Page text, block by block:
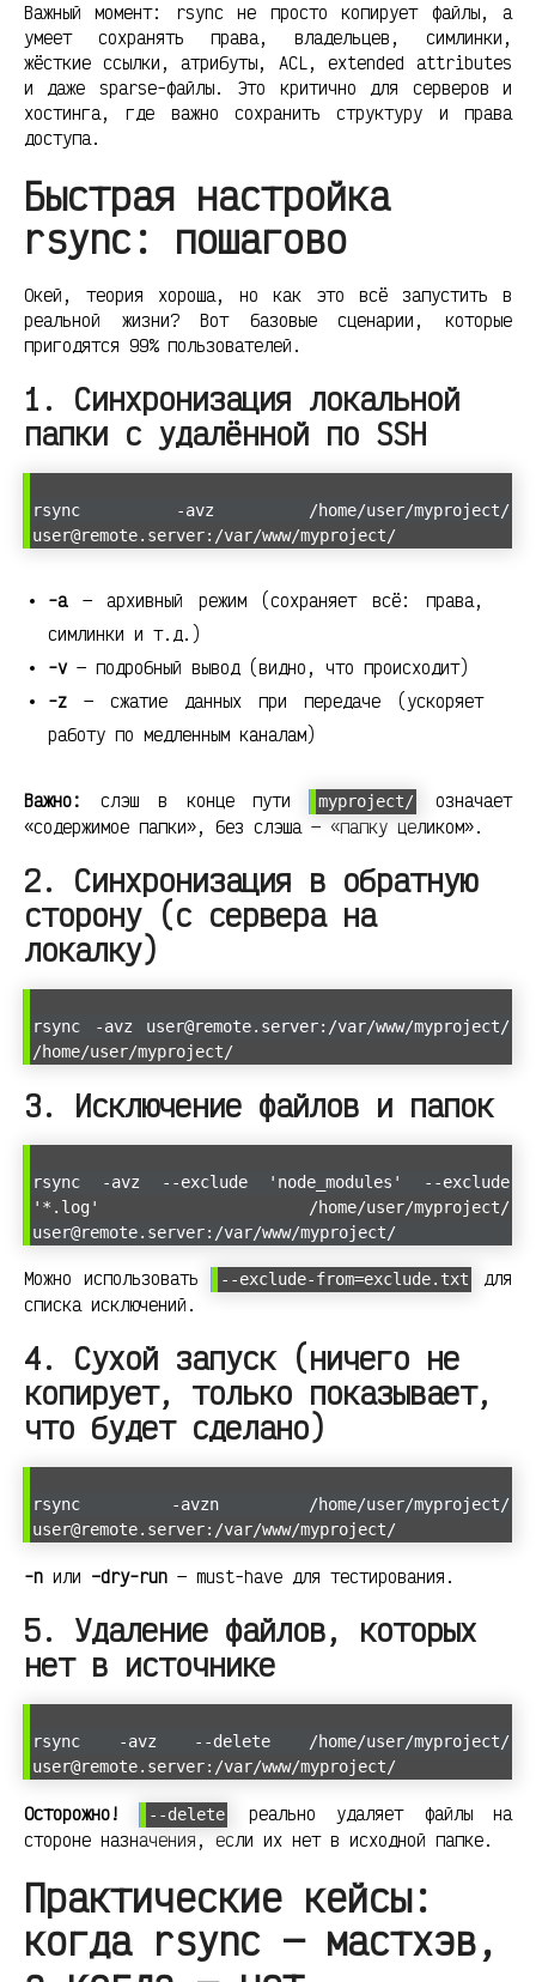
Важный момент: rsync не просто копирует файлы, а
умеет сохранять права, владельцев, симлинки,
жёсткие ссылки, атрибуты, ACL, extended attributes
и даже sparse-файлы. Это критично для серверов и
хостинга, где важно сохранить структуру и права
доступа.
Быстрая настройка
rsync: пошагово
Окей, теория хороша, но как это всё запустить в
реальной жизни? Вот базовые сценарии, которые
пригодятся 99% пользователей.
1. Синхронизация локальной
папки с удалённой по SSH
rsync -avz /home/user/myproject/
user@remote.server:/var/www/myproject/
-a— архивный режим (сохраняет всё: права,
симлинки и т.д.)
-v— подробный вывод (видно, что происходит)
-z — сжатие данных при передаче (ускоряет
работу по медленным каналам)
Важно: слэш в конце пути myproject/
означает
«содержимое папки», без слэша — «папку целиком».
2. Синхронизация в обратную
сторону (с сервера на
локалку)
rsync -avz user@remote.server:/var/www/myproject/
/home/user/myproject/
3. Исключение файлов и папок
rsync -avz --exclude 'node_modules' --exclude
'*.log' /home/user/myproject/
user@remote.server:/var/www/myproject/
Можно использовать --exclude-from=exclude.txt
для
списка исключений.
4. Сухой запуск (ничего не
копирует, только показывает,
что будет сделано)
rsync -avzn /home/user/myproject/
user@remote.server:/var/www/myproject/
-n или –dry-run — must-have для тестирования.
5. Удаление файлов, которых
нет в источнике
rsync -avz --delete /home/user/myproject/
user@remote.server:/var/www/myproject/
Осторожно! --delete
реально удаляет файлы на
стороне назначения, если их нет в исходной папке.
Практические кейсы:
когда rsync — мастхэв,